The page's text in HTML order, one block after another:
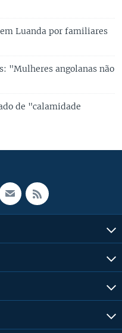
Luanda por familiares
"Mulheres angolanas não
de "calamidade